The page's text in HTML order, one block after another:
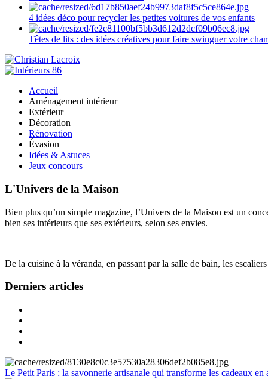
4 idées déco pour recycler les petites voitures de vos enfants
Têtes de lits : des idées créatives pour faire swinguer votre
Accueil
Aménagement intérieur
Extérieur
Décoration
Rénovation
Évasion
Idées & Astuces
Jeux concours
L'Univers de la Maison
Bien plus qu’un simple magazine, l’Univers de la Maison est un
bien ses intérieurs que ses extérieurs, selon ses envies.
De la cuisine à la véranda, en passant par la salle de bain, les
Derniers articles
Le Petit Paris : la savonnerie artisanale qui transforme les cadeaux en